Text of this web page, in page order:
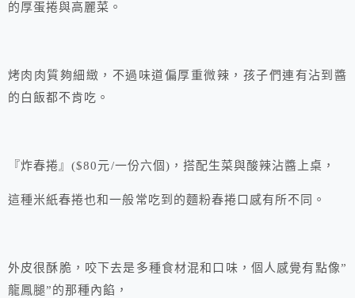
的厚蛋捲與高麗菜。
烤肉肉質夠細緻，不過味道偏厚重微辣，孩子們連有沾到醬
的白飯都不肯吃。
『炸春捲』($80元/一份六個)，搭配生菜與酸辣沾醬上桌，
這種米紙春捲也和一般常吃到的麵粉春捲口感有所不同。
外皮很酥脆，咬下去是多種食材混和口味，個人感覺有點像”
龍鳳腿”的那種內餡，